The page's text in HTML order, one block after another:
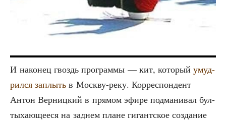
И нако­нец гвоздь про­грам­мы — кит, кото­рый умуд­
рил­ся заплыть в Моск­ву-реку. Кор­ре­спон­дент
Антон Вер­ниц­кий в пря­мом эфи­ре под­ма­ни­вал бул­
ты­ха­ю­ще­е­ся на зад­нем плане гигант­ское созда­ние